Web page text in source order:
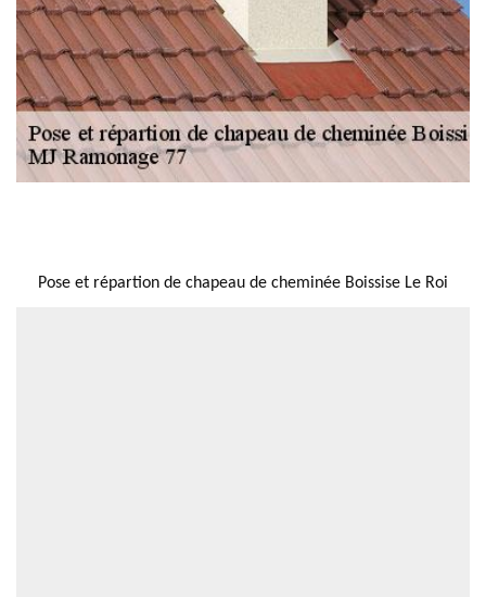
Pose et répartion de chapeau de cheminée Boissise Le Roi